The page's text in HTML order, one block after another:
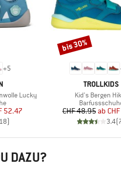
+5
Lucky
Preis
52.47
18)
MARKE
TROLLKIDS
Artikel
Kid's Bergen
Preis
CHF 48.95 ab
3.4(
Rabatt
bis 30%
DAZU?